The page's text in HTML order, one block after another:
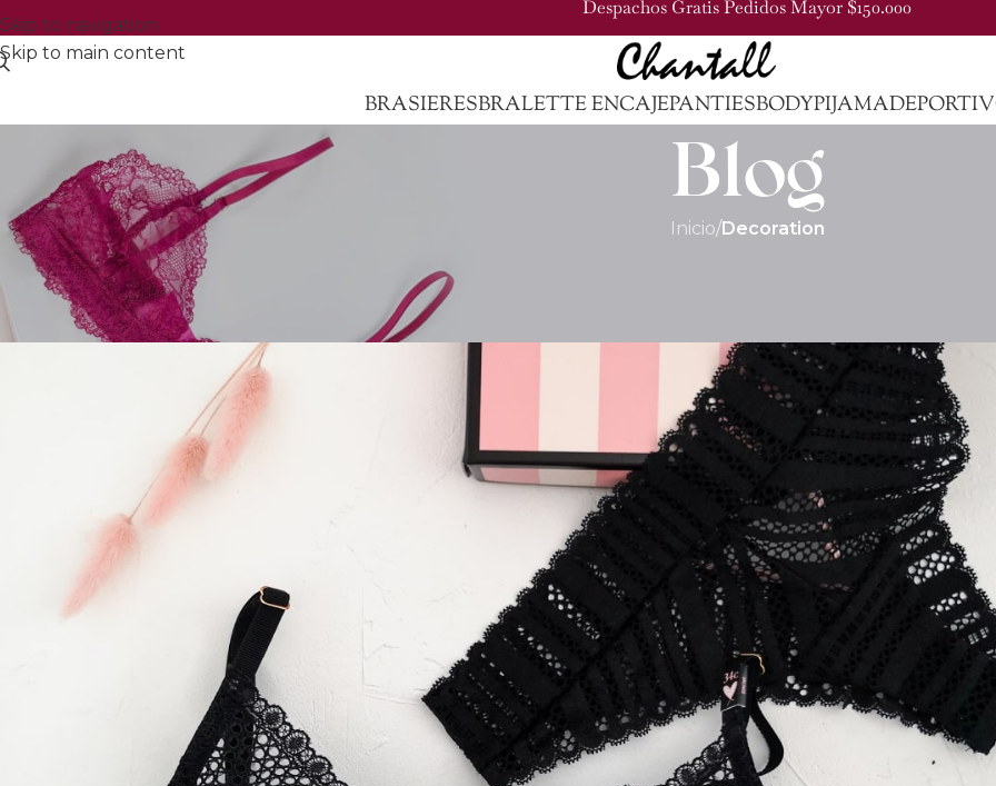
Skip to navigation
Skip to main content
Despachos Gratis Pedidos Mayor $150.000
BRASIERESBRALETTE ENCAJEPANTIESBODYPIJAMA
Blog
Inicio/Decoration
Creative water features and exterior
Publicado por